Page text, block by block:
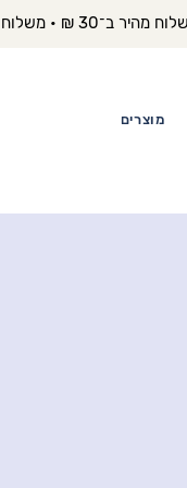
ב־30 ₪ • משלוח חינם מעל ₪399 • מוצר שלישי ב־50% הנחה
מוצרים